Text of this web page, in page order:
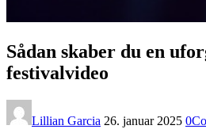
Sådan skaber du en
festivalvideo
Lillian Garcia 26. januar 2025 0